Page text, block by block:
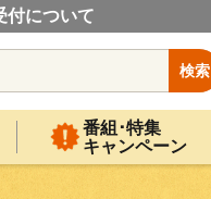
付について
検索
番組･特集
キャンペーン